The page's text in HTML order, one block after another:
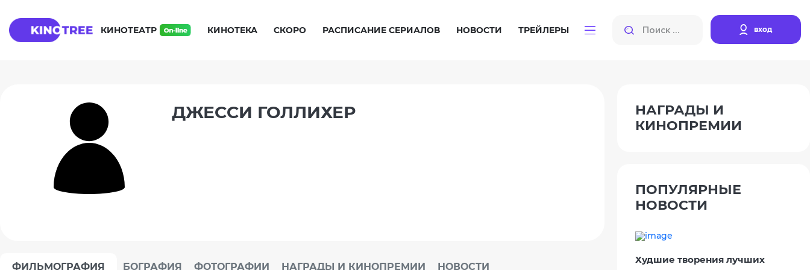
КИНОТЕАТР КИНОТЕКА СКОРО РАСПИСАНИЕ СЕРИАЛОВ НОВОСТИ ТРЕЙЛЕРЫ вход
ДЖЕССИ ГОЛЛИХЕР
ФИЛЬМОГРАФИЯ БОГРАФИЯ ФОТОГРАФИИ НАГРАДЫ И КИНОПРЕМИИ НОВОСТИ
НАГРАДЫ И
КИНОПРЕМИИ
ПОПУЛЯРНЫЕ
НОВОСТИ
Худшие творения лучших